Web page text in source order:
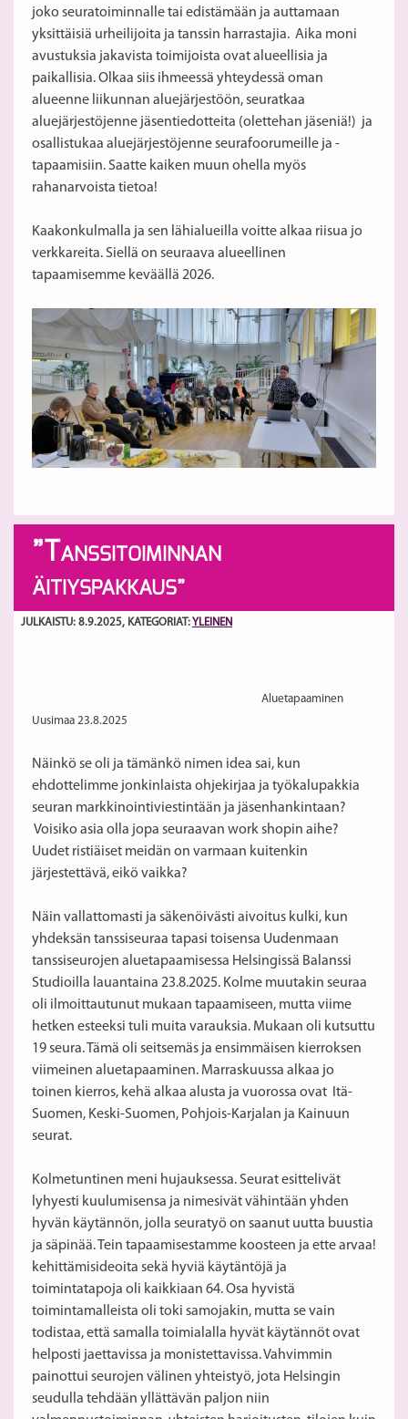
joko seuratoiminnalle tai edistämään ja auttamaan
yksittäisiä urheilijoita ja tanssin harrastajia. Aika moni
avustuksia jakavista toimijoista ovat alueellisia ja
paikallisia. Olkaa siis ihmeessä yhteydessä oman
alueenne liikunnan aluejärjestöön, seuratkaa
aluejärjestöjenne jäsentiedotteita (olettehan jäseniä!) ja
osallistukaa aluejärjestöjenne seurafoorumeille ja -
tapaamisiin. Saatte kaiken muun ohella myös
rahanarvoista tietoa!
Kaakonkulmalla ja sen lähialueilla voitte alkaa riisua jo
verkkareita. Siellä on seuraava alueellinen
tapaamisemme keväällä 2026.
”TANSSITOIMINNAN
ÄITIYSPAKKAUS”
JULKAISTU: 8.9.2025, KATEGORIAT:YLEINEN
Aluetapaaminen
Uusimaa 23.8.2025
Näinkö se oli ja tämänkö nimen idea sai, kun
ehdottelimme jonkinlaista ohjekirjaa ja työkalupakkia
seuran markkinointiviestintään ja jäsenhankintaan?
Voisiko asia olla jopa seuraavan work shopin aihe?
Uudet ristiäiset meidän on varmaan kuitenkin
järjestettävä, eikö vaikka?
Näin vallattomasti ja säkenöivästi aivoitus kulki, kun
yhdeksän tanssiseuraa tapasi toisensa Uudenmaan
tanssiseurojen aluetapaamisessa Helsingissä Balanssi
Studioilla lauantaina 23.8.2025. Kolme muutakin seuraa
oli ilmoittautunut mukaan tapaamiseen, mutta viime
hetken esteeksi tuli muita varauksia. Mukaan oli kutsuttu
19 seura. Tämä oli seitsemäs ja ensimmäisen kierroksen
viimeinen aluetapaaminen. Marraskuussa alkaa jo
toinen kierros, kehä alkaa alusta ja vuorossa ovat Itä-
Suomen, Keski-Suomen, Pohjois-Karjalan ja Kainuun
seurat.
Kolmetuntinen meni hujauksessa. Seurat esittelivät
lyhyesti kuulumisensa ja nimesivät vähintään yhden
hyvän käytännön, jolla seuratyö on saanut uutta buustia
ja säpinää. Tein tapaamisestamme koosteen ja ette arvaa!
kehittämisideoita sekä hyviä käytäntöjä ja
toimintatapoja oli kaikkiaan 64. Osa hyvistä
toimintamalleista oli toki samojakin, mutta se vain
todistaa, että samalla toimialalla hyvät käytännöt ovat
helposti jaettavissa ja monistettavissa. Vahvimmin
painottui seurojen välinen yhteistyö, jota Helsingin
seudulla tehdään yllättävän paljon niin